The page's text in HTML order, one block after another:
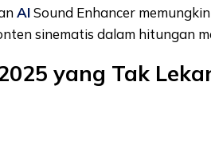
AISound Enhancer
sinematis dalam hitungan
yang Tak